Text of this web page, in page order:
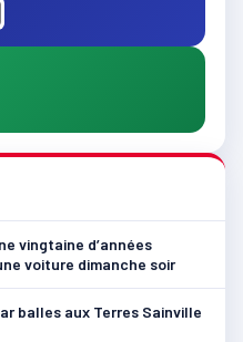
vingtaine d’années
voiture dimanche soir
balles aux Terres Sainville